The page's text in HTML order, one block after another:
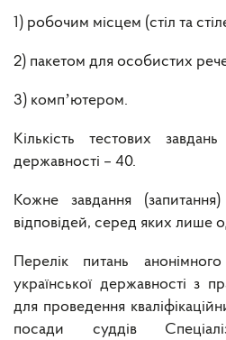
1) робочим місцем (стіл та
2) пакетом для особистих
3) компʼютером.
Кількість тестових
державності – 40.
Кожне завдання
відповідей, серед яких лише
Перелік питань
української державності з
для проведення
посади суддів